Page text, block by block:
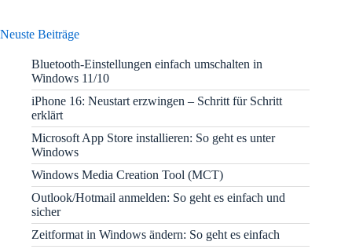
Neuste Beiträge
Bluetooth-Einstellungen einfach umschalten in
Windows 11/10
iPhone 16: Neustart erzwingen – Schritt für Schritt
erklärt
Microsoft App Store installieren: So geht es unter
Windows
Windows Media Creation Tool (MCT)
Outlook/Hotmail anmelden: So geht es einfach und
sicher
Zeitformat in Windows ändern: So geht es einfach